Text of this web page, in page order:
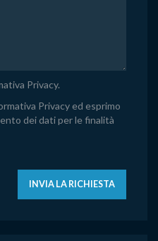
Privacy.
Privacy ed esprimo
dei dati per le finalità
INVIA LA RICHIESTA